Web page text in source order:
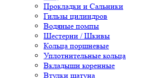
Прокладки и Сальники
Гильзы цилиндров
Водяные помпы
Шестерни / Шкивы
Кольца поршневые
Уплотнительные кольца
Вкладыши коренные
Втулки шатуна